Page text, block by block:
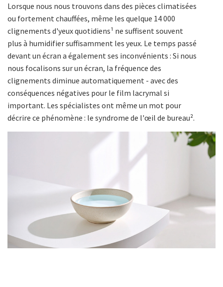
Lorsque nous nous trouvons dans des pièces climatisées
ou fortement chauffées, même les quelque 14 000
clignements d'yeux quotidiens¹ ne suffisent souvent
plus à humidifier suffisamment les yeux. Le temps passé
devant un écran a également ses inconvénients : Si nous
nous focalisons sur un écran, la fréquence des
clignements diminue automatiquement - avec des
conséquences négatives pour le film lacrymal si
important. Les spécialistes ont même un mot pour
décrire ce phénomène : le syndrome de l'œil de bureau².